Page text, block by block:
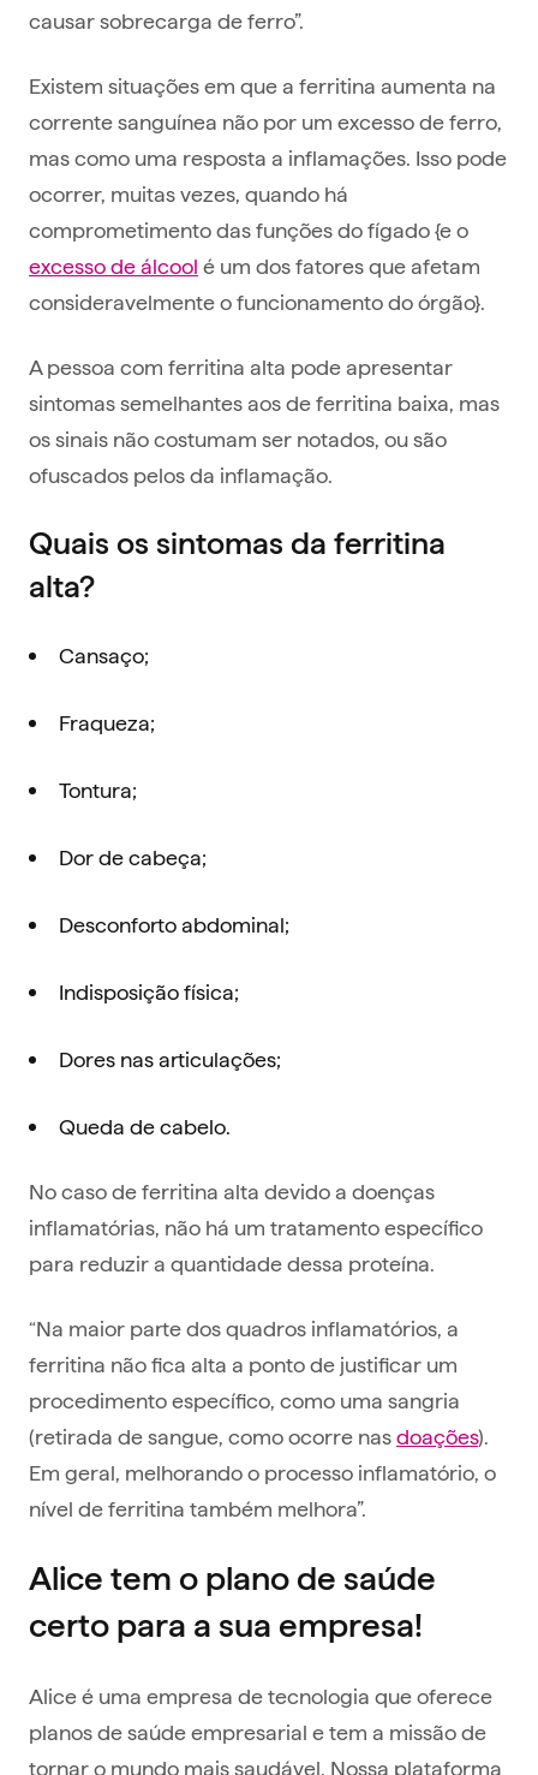
causar sobrecarga de ferro”.
Existem situações em que a ferritina aumenta na
corrente sanguínea não por um excesso de ferro,
mas como uma resposta a inflamações. Isso pode
ocorrer, muitas vezes, quando há
comprometimento das funções do fígado {e o
excesso de álcool é um dos fatores que afetam
consideravelmente o funcionamento do órgão}.
A pessoa com ferritina alta pode apresentar
sintomas semelhantes aos de ferritina baixa, mas
os sinais não costumam ser notados, ou são
ofuscados pelos da inflamação.
Quais os sintomas da ferritina
alta?
Cansaço;
Fraqueza;
Tontura;
Dor de cabeça;
Desconforto abdominal;
Indisposição física;
Dores nas articulações;
Queda de cabelo.
No caso de ferritina alta devido a doenças
inflamatórias, não há um tratamento específico
para reduzir a quantidade dessa proteína.
“Na maior parte dos quadros inflamatórios, a
ferritina não fica alta a ponto de justificar um
procedimento específico, como uma sangria
(retirada de sangue, como ocorre nasdoações).
Em geral, melhorando o processo inflamatório, o
nível de ferritina também melhora”.
Alice tem o plano de saúde
certo para a sua empresa!
Alice é uma empresa de tecnologia que oferece
planos de saúde empresarial e tem a missão de
tornar o mundo mais saudável. Nossa plataforma